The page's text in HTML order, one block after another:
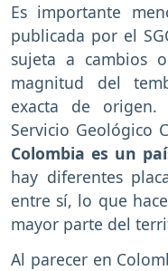
Es importante
publicada por el
sujeta a cambios
magnitud del
exacta de origen.
Servicio Geológico
Colombia es un
hay diferentes
entre sí, lo que
mayor parte del
Al parecer en